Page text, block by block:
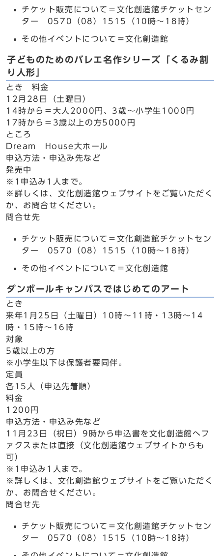
チケット販売について＝文化創造館チケットセン
ター 0570（08）1515（10時～18時）
その他イベントについて＝文化創造館
子どものためのバレエ名作シリーズ「くるみ割
り人形」
とき 料金
12月28日（土曜日）
14時から＝大人2000円、3歳～小学生1000円
17時から＝3歳以上の方5000円
ところ
Dream House大ホール
申込方法・申込み先など
発売中
※1申込み1人まで。
※詳しくは、文化創造館ウェブサイトをご覧いただく
か、お問合せください。
問合せ先
チケット販売について＝文化創造館チケットセン
ター 0570（08）1515（10時～18時）
その他イベントについて＝文化創造館
ダンボールキャンバスではじめてのアート
とき
来年1月25日（土曜日）10時～11時・13時～14
時・15時～16時
対象
5歳以上の方
※小学生以下は保護者要同伴。
定員
各15人（申込先着順）
料金
1200円
申込方法・申込み先など
11月23日（祝日）9時から申込書を文化創造館へフ
ァクスまたは直接（文化創造館ウェブサイトからも
可）
※1申込み1人まで。
※詳しくは、文化創造館ウェブサイトをご覧いただく
か、お問合せください。
問合せ先
チケット販売について＝文化創造館チケットセン
ター 0570（08）1515（10時～18時）